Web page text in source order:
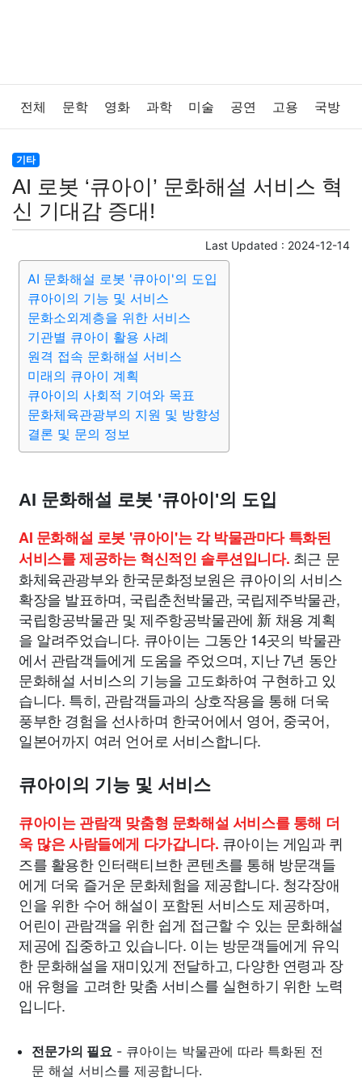
전체 문학 영화 과학 미술 공연 고용 국방
법률
보건 질병 가요 방송 일상 주식 암호화폐
반려동물 패션 미용
증권 인테리어 요리 상품리뷰
게임 스포츠 사진 대출
맛집 IT 컴퓨터
의료 의학 경제 마케팅 부동산
기타
AI 로봇 ‘큐아이’ 문화해설 서비스 혁
신 기대감 증대!
Last Updated : 2024-12-14
AI 문화해설 로봇 '큐아이'의 도입
큐아이의 기능 및 서비스
문화소외계층을 위한 서비스
기관별 큐아이 활용 사례
원격 접속 문화해설 서비스
미래의 큐아이 계획
큐아이의 사회적 기여와 목표
문화체육관광부의 지원 및 방향성
결론 및 문의 정보
AI 문화해설 로봇 '큐아이'의 도입
AI 문화해설 로봇 '큐아이'는 각 박물관마다 특화된
서비스를 제공하는 혁신적인 솔루션입니다. 최근 문
화체육관광부와 한국문화정보원은 큐아이의 서비스
확장을 발표하며, 국립춘천박물관, 국립제주박물관,
국립항공박물관 및 제주항공박물관에 新 채용 계획
을 알려주었습니다. 큐아이는 그동안 14곳의 박물관
에서 관람객들에게 도움을 주었으며, 지난 7년 동안
문화해설 서비스의 기능을 고도화하여 구현하고 있
습니다. 특히, 관람객들과의 상호작용을 통해 더욱
풍부한 경험을 선사하며 한국어에서 영어, 중국어,
일본어까지 여러 언어로 서비스합니다.
큐아이의 기능 및 서비스
큐아이는 관람객 맞춤형 문화해설 서비스를 통해 더
욱 많은 사람들에게 다가갑니다. 큐아이는 게임과 퀴
즈를 활용한 인터랙티브한 콘텐츠를 통해 방문객들
에게 더욱 즐거운 문화체험을 제공합니다. 청각장애
인을 위한 수어 해설이 포함된 서비스도 제공하며,
어린이 관람객을 위한 쉽게 접근할 수 있는 문화해설
제공에 집중하고 있습니다. 이는 방문객들에게 유익
한 문화해설을 재미있게 전달하고, 다양한 연령과 장
애 유형을 고려한 맞춤 서비스를 실현하기 위한 노력
입니다.
전문가의 필요 - 큐아이는 박물관에 따라 특화된 전
문 해설 서비스를 제공합니다.